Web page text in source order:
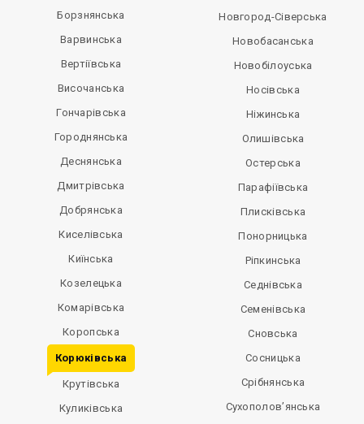
Борзнянська
Варвинська
Вертіївська
Височанська
Гончарівська
Городнянська
Деснянська
Дмитрівська
Добрянська
Киселівська
Киїнська
Козелецька
Комарівська
Коропська
Корюківська
Крутівська
Куликівська
Новгород-Сіверська
Новобасанська
Новобілоуська
Носівська
Ніжинська
Олишівська
Остерська
Парафіївська
Плисківська
Понорницька
Ріпкинська
Седнівська
Семенівська
Сновська
Сосницька
Срібнянська
Сухополов’янська